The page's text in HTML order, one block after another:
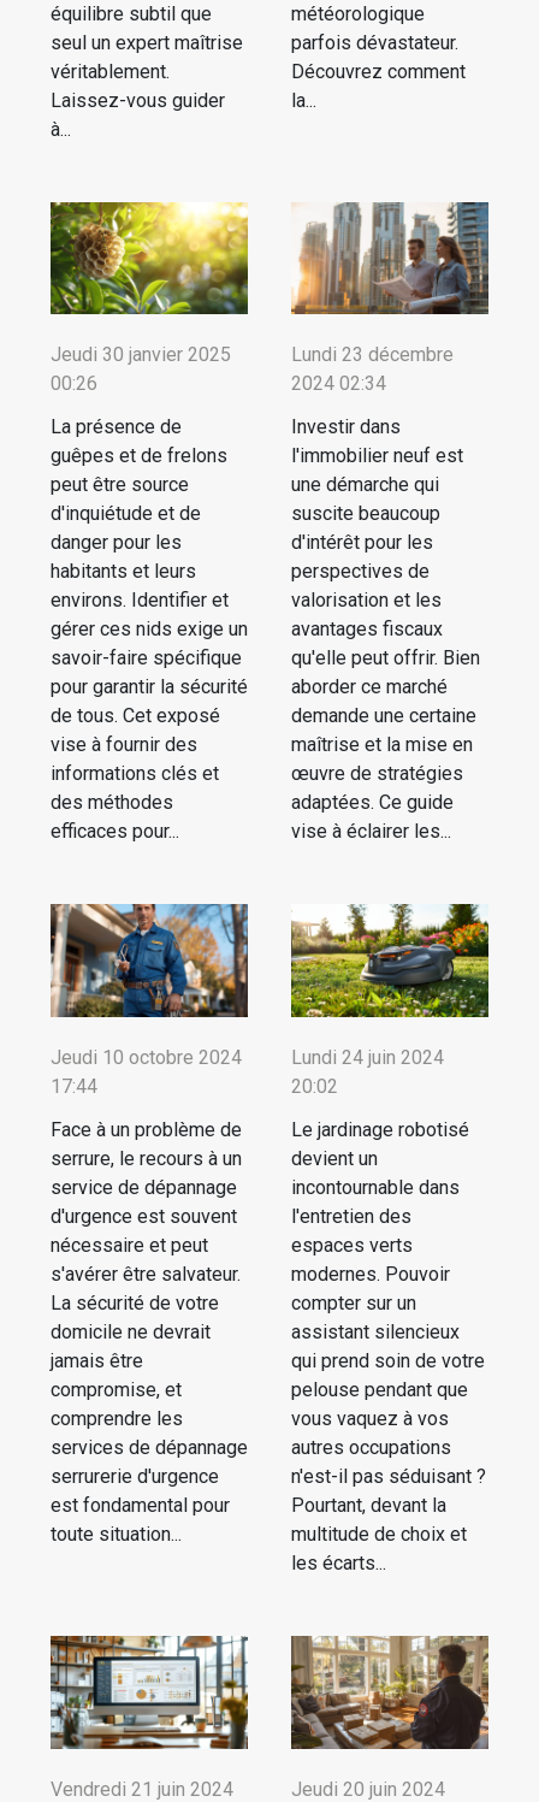
équilibre subtil que
seul un expert maîtrise
véritablement.
Laissez-vous guider
à...
météorologique
parfois dévastateur.
Découvrez comment
la...
Jeudi 30 janvier 2025
00:26
La présence de
guêpes et de frelons
peut être source
d'inquiétude et de
danger pour les
habitants et leurs
environs. Identifier et
gérer ces nids exige un
savoir-faire spécifique
pour garantir la sécurité
de tous. Cet exposé
vise à fournir des
informations clés et
des méthodes
efficaces pour...
Lundi 23 décembre
2024 02:34
Investir dans
l'immobilier neuf est
une démarche qui
suscite beaucoup
d'intérêt pour les
perspectives de
valorisation et les
avantages fiscaux
qu'elle peut offrir. Bien
aborder ce marché
demande une certaine
maîtrise et la mise en
œuvre de stratégies
adaptées. Ce guide
vise à éclairer les...
Jeudi 10 octobre 2024
17:44
Face à un problème de
serrure, le recours à un
service de dépannage
d'urgence est souvent
nécessaire et peut
s'avérer être salvateur.
La sécurité de votre
domicile ne devrait
jamais être
compromise, et
comprendre les
services de dépannage
serrurerie d'urgence
est fondamental pour
toute situation...
Lundi 24 juin 2024
20:02
Le jardinage robotisé
devient un
incontournable dans
l'entretien des
espaces verts
modernes. Pouvoir
compter sur un
assistant silencieux
qui prend soin de votre
pelouse pendant que
vous vaquez à vos
autres occupations
n'est-il pas séduisant ?
Pourtant, devant la
multitude de choix et
les écarts...
Vendredi 21 juin 2024
Jeudi 20 juin 2024